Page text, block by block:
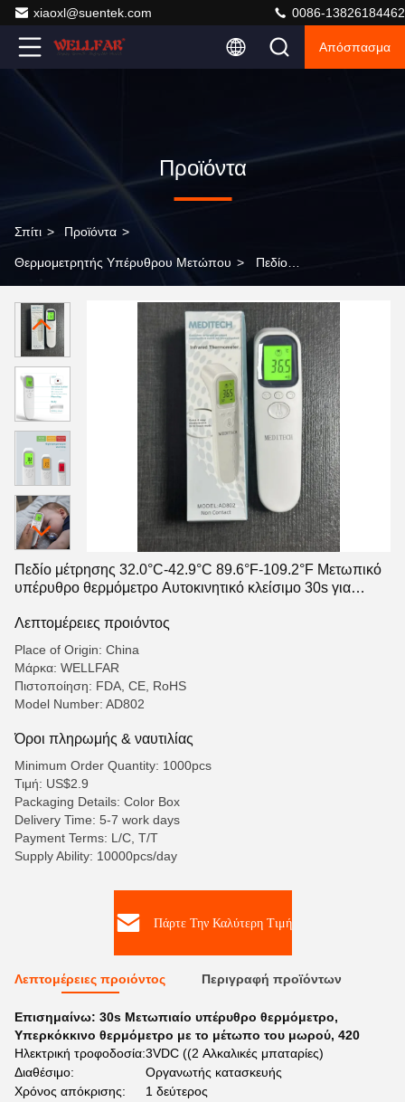
xiaoxl@suentek.com 0086-13826184462
Απόσπασμα
Προϊόντα
Σπίτι > Προϊόντα >
Θερμομετρητής Υπέρυθρου Μετώπου > Πεδίο
υπέρυθρο θερμόμετρο Αυτοκινητικό κλείσιμο 30s για
βρέφος ή ενήλικα
Πεδίο μέτρησης 32.0°C-42.9°C 89.6°F-109.2°F Μετωπικό
υπέρυθρο θερμόμετρο Αυτοκινητικό κλείσιμο 30s για
Λεπτομέρειες προιόντος
Place of Origin: China
Μάρκα: WELLFAR
Πιστοποίηση: FDA, CE, RoHS
Model Number: AD802
Όροι πληρωμής & ναυτιλίας
Minimum Order Quantity: 1000pcs
Τιμή: US$2.9
Packaging Details: Color Box
Delivery Time: 5-7 work days
Payment Terms: L/C, T/T
Supply Ability: 10000pcs/day
Πάρτε Την Καλύτερη Τιμή
Λεπτομέρειες προιόντος Περιγραφή προϊόντων
Επισημαίνω: 30s Μετωπιαίο υπέρυθρο θερμόμετρο,
Υπερκόκκινο θερμόμετρο με το μέτωπο του μωρού, 420
Ηλεκτρική τροφοδοσία:3VDC ((2 Αλκαλικές μπαταρίες)
Διαθέσιμο:
Οργανωτής κατασκευής
Χρόνος απόκρισης:
1 δεύτερος